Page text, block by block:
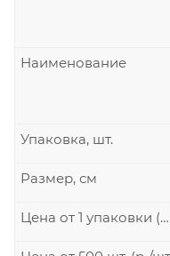
Наименование
Упаковка, шт.
Размер, см
Цена от 1 упаковки (р./шт.)